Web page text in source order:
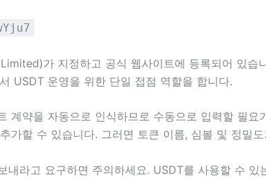
가 지정하고 공식 웹사이트에 등록되어 있
USDT 운영을 위한 단일 접점 역할을 합니다.
계약을 자동으로 인식하므로 수동으로 입력할 필
가할 수 있습니다. 그러면 토큰 이름, 심볼 및 정밀
내라고 요구하면 주의하세요. USDT를 사용할 수